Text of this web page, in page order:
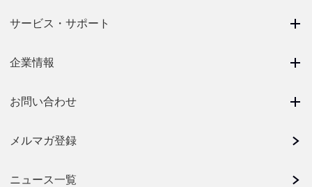
サービス・サポート
企業情報
お問い合わせ
メルマガ登録
ニュース一覧